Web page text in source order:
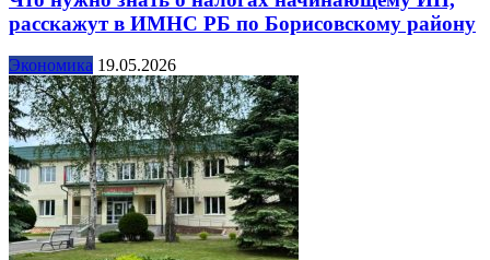
расскажут в ИМНС РБ по Борисовскому району
Экономика 19.05.2026